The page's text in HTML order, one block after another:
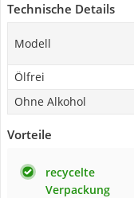
Technische Details
Modell
Ölfrei
Ohne Alkohol
Vorteile
recycelte
Verpackung